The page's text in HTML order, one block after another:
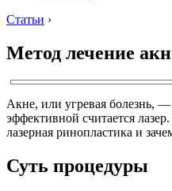
Статьи ›
Метод лечение
Акне, или угревая болезнь,
эффективной считается
лазерная ринопластика и
Суть процедуры